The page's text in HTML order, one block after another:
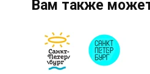
Вам также